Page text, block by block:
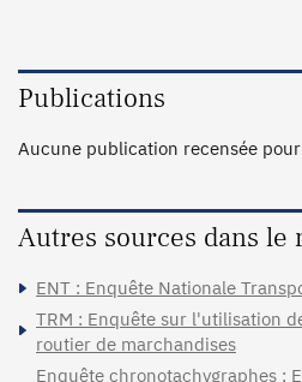
Publications
Aucune publication recensée
Autres sources dans le
ENT : Enquête Nationale
TRM : Enquête sur l'utilisation
routier de marchandises
Enquête chronotachygraphes :